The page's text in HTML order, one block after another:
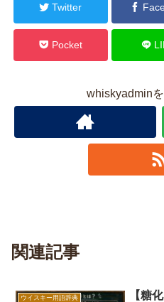
Twitter
Pocket
whiskyadmin
関連記事
ウイスキー用語辞典
【糖